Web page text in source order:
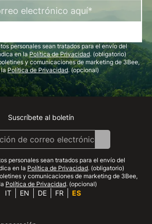
personales sean tratados para el envío del
en laPolítica de Privacidad. (obligatorio)
y comunicaciones de marketing de 3Bee,
laPolítica de Privacidad. (opcional)
Instagram
Facebook
Linkedin
Youtube
Suscríbete al boletín
personales sean tratados para el envío del
en la Política de Privacidad. (obligatorio)
y comunicaciones de marketing de 3Bee,
Política de Privacidad. (opcional)
IT EN DE FR ES